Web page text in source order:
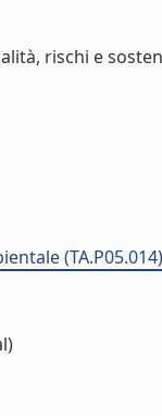
rischi e
(TA.P05.014)